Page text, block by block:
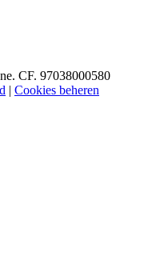
CF. 97038000580
| Cookies beheren